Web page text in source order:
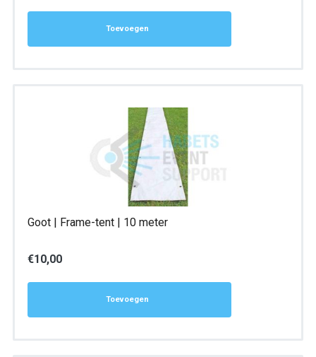
Toevoegen
Goot | Frame-tent | 10 meter
€10,00
Toevoegen